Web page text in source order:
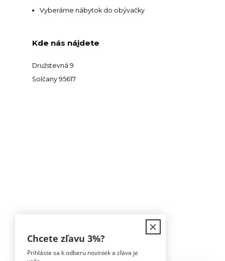
Vyberáme nábytok do obývačky
Kde nás nájdete
Družstevná 9
Solčany 95617
Tomáš Hula
Chcete zľavu 3%?
Prihláste sa k odberu noviniek a zľava je